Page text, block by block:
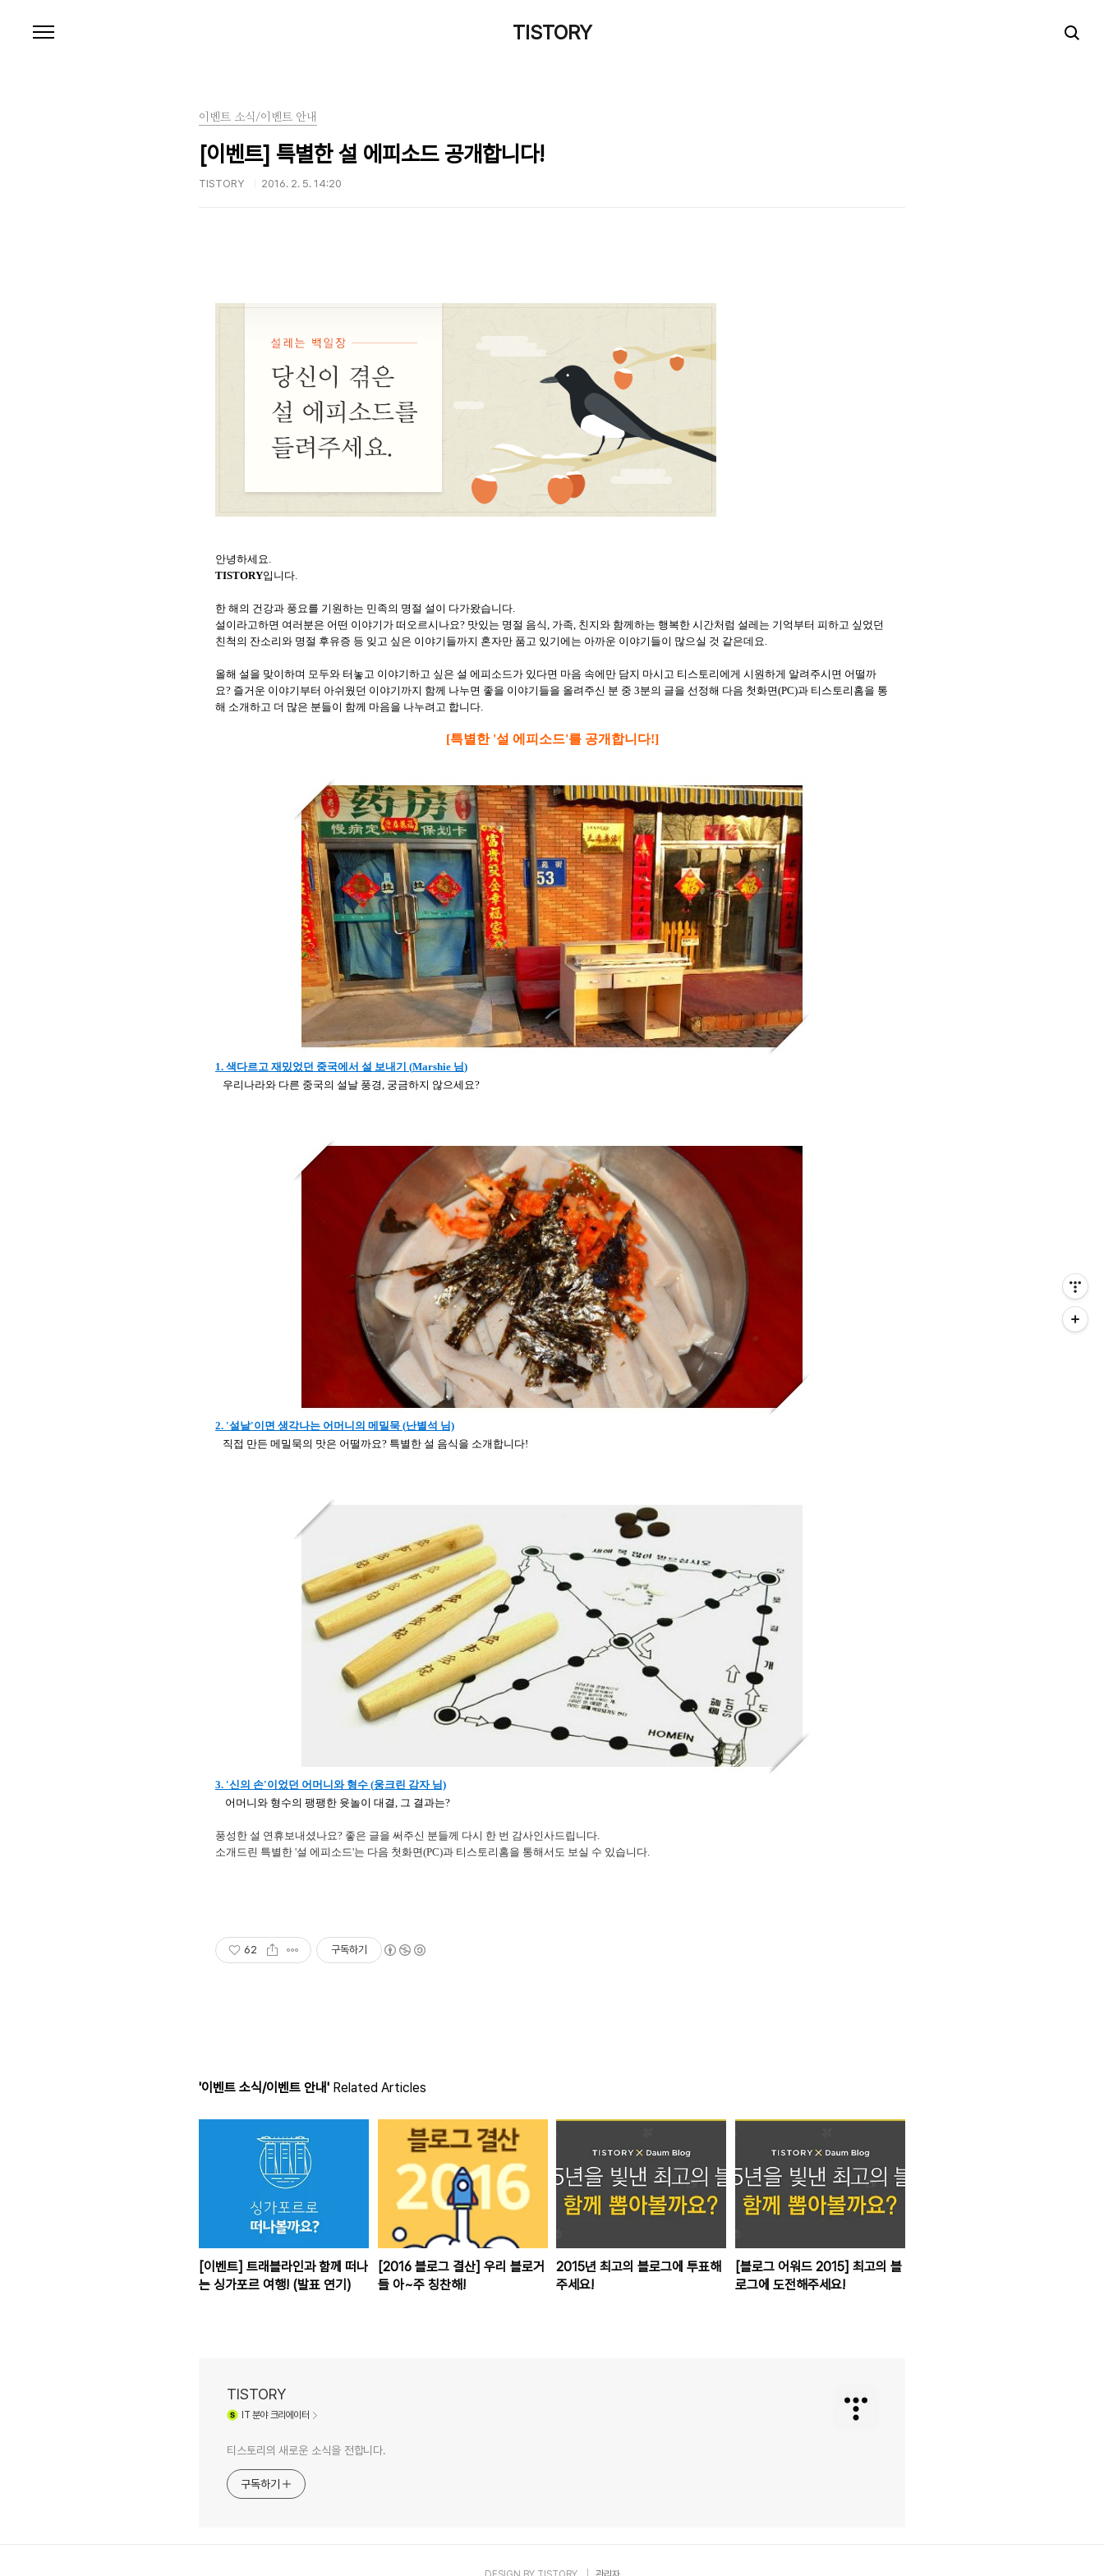
TISTORY
이벤트 소식/이벤트 안내
[이벤트] 특별한 설 에피소드 공개합니다!
TISTORY 2016. 2. 5. 14:20
안녕하세요.
TISTORY입니다.
한 해의 건강과 풍요를 기원하는 민족의 명절 설이 다가왔습니다.
설이라고하면 여러분은 어떤 이야기가 떠오르시나요? 맛있는 명절 음식, 가족, 친지와 함께하는 행복한 시간처럼 설레는 기억부터 피하고 싶었던
친척의 잔소리와 명절 후유증 등 잊고 싶은 이야기들까지 혼자만 품고 있기에는 아까운 이야기들이 많으실 것 같은데요.
올해 설을 맞이하며 모두와 터놓고 이야기하고 싶은 설 에피소드가 있다면 마음 속에만 담지 마시고 티스토리에게 시원하게 알려주시면 어떨까
요? 즐거운 이야기부터 아쉬웠던 이야기까지 함께 나누면 좋을 이야기들을 올려주신 분 중 3분의 글을 선정해 다음 첫화면(PC)과 티스토리홈을 통
해 소개하고 더 많은 분들이 함께 마음을 나누려고 합니다.
[특별한 '설 에피소드'를 공개합니다!]
1. 색다르고 재밌었던 중국에서 설 보내기 (Marshie 님 )
우리나라와 다른 중국의 설날 풍경, 궁금하지 않으세요?
2. '설날'이면 생각나는 어머니의 메밀묵 (난별석 님)
직접 만든 메밀묵의 맛은 어떨까요? 특별한 설 음식을 소개합니다!
3. '신의 손'이었던 어머니와 형수 (웅크린 감자 님)
어머니와 형수의 팽팽한 윳놀이 대결, 그 결과는?
풍성한 설 연휴보내셨나요? 좋은 글을 써주신 분들께 다시 한 번 감사인사드립니다.
소개드린 특별한 '설 에피소드'는 다음 첫화면(PC)과 티스토리홈을 통해서도 보실 수 있습니다.
62 구독하기
'이벤트 소식/이벤트 안내' Related Articles
[이벤트] 트래블라인과 함께 떠나
는 싱가포르 여행! (발표 연기)
[2016 블로그 결산] 우리 블로거
들 아~주 칭찬해!
2015년 최고의 블로그에 투표해
주세요!
[블로그 어워드 2015] 최고의 블
로그에 도전해주세요!
TISTORY
IT 분야 크리에이터
티스토리의 새로운 소식을 전합니다.
구독하기